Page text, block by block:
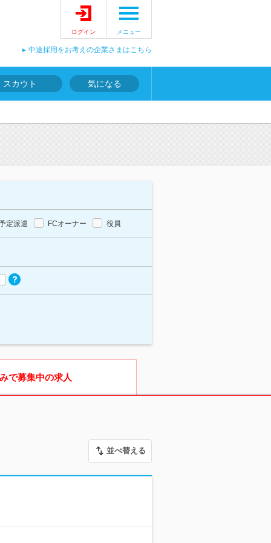
ログイン メニュー
中途採用をお考えの企業さまはこちら
スカウト 気になる
定派遣 FCオーナー 役員
で募集中の求人
並べ替える